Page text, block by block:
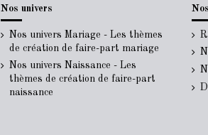
Nos univers
Nos univers Mariage - Les thèmes
de création de faire-part mariage
Nos univers Naissance - Les
thèmes de création de faire-part
naissance